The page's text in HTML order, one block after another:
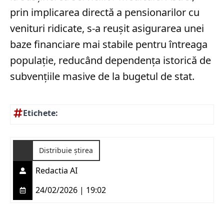
prin implicarea directă a pensionarilor cu
venituri ridicate, s-a reușit asigurarea unei
baze financiare mai stabile pentru întreaga
populație, reducând dependența istorică de
subvențiile masive de la bugetul de stat.
Etichete:
Distribuie știrea
Redactia AI
24/02/2026 | 19:02